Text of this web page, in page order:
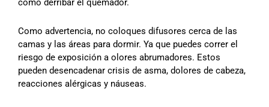
como derribar el quemador.
Como advertencia, no coloques difusores cerca de las
camas y las áreas para dormir. Ya que puedes correr el
riesgo de exposición a olores abrumadores. Estos
pueden desencadenar crisis de asma, dolores de cabeza,
reacciones alérgicas y náuseas.